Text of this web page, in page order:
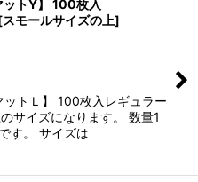
ットY】 100枚入
モールサイズの上]
トＬ】 100枚入レギュラー
サイズになります。 数量1
す。 サイズは